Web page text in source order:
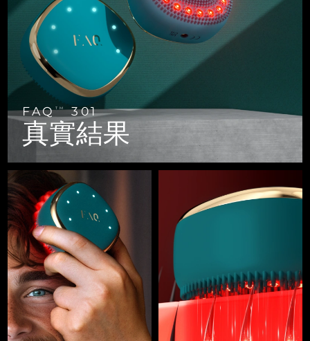
FAQTM 301
真實結果
LUNA™ 4 Men
For men, anti-aging massage
LUNA™ 4 mini
For young skin, T-zone
LUNA™ 4 go
LUNA™護膚
Premium cleansers & balm
LUNA™ 設備
All facial cleansing devices
BEAR™ 2 eyes & lips
Microcurrent line smoothing device
面部提拉護理
Premium anti-aging skincare
BEAR™ 設備
UFO™ 3 LED
Near-infrared and red light therapy
UFO™ 3 mini
Red light therapy device for young skin
Portable red light therapy
面膜
Rejuvenation & hydration
UFO™ 設備
All deep facial hydration devices
issa™ 4 plus
Smart hybrid silicone sonic toothbrush
issa™ 4 smile
Hybrid silicone sonic toothbrush
issa™ 4 baby
For ages 0-3
issa™ Teeth Whitening Set
Dual LED + sonic device & 18% PAP gel
ISSA™ 設備
All silicone sonic toothbrushes
抗老
FAQ™ 101
Clinical anti-aging
FAQ™ 102
FAQ™ 103
Luxurious clinical anti-aging set
FAQ™ P1 Primer
Manuka honey primer
LED 護理
NEW
FAQ™ 201
LED mask
FAQ™ 202
FAQ™ 211
Anti-aging neck & décolleté LED mask
FAQ™ 221
Anti-aging LED hand mask
生髮
FAQ™ 301
LED hair strengthening scalp massager
FAQ™ Scalp Serum
Scalp recovery probiotic serum
FAQ™護膚品
All FAQ™ skincare
肌膚年輕化
FAQ™ 501
Full-Spectrum Red Light Therapy
FAQ™ 502
Full-Spectrum Red Light Therapy
FAQ™ Red Light Serum
保健品
專業治療
加拿大 預計送達日期8/13/26
智利 預計送達日期
中國
哥倫比亞 預計送達日期8/13/26
預計送達日期
賽普勒斯 預計送達日期8/10/26
捷克
丹麥
愛沙尼亞 預計送達日期8/9/26
芬蘭 預計送達日期 8/9/26